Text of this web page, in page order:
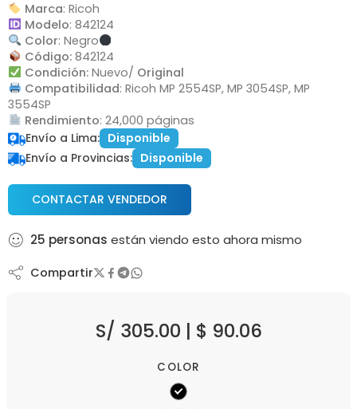
Marca: Ricoh
Modelo: 842124
Color: Negro
Código:842124
Condición: Nuevo/ Original
Compatibilidad: Ricoh MP 2554SP, MP 3054SP, MP
3554SP
Rendimiento: 24,000 páginas
Envío a Lima: Disponible
Envío a Provincias: Disponible
CONTACTAR VENDEDOR
25 personas están viendo esto ahora mismo
Compartir
S/ 305.00 | $ 90.06
COLOR